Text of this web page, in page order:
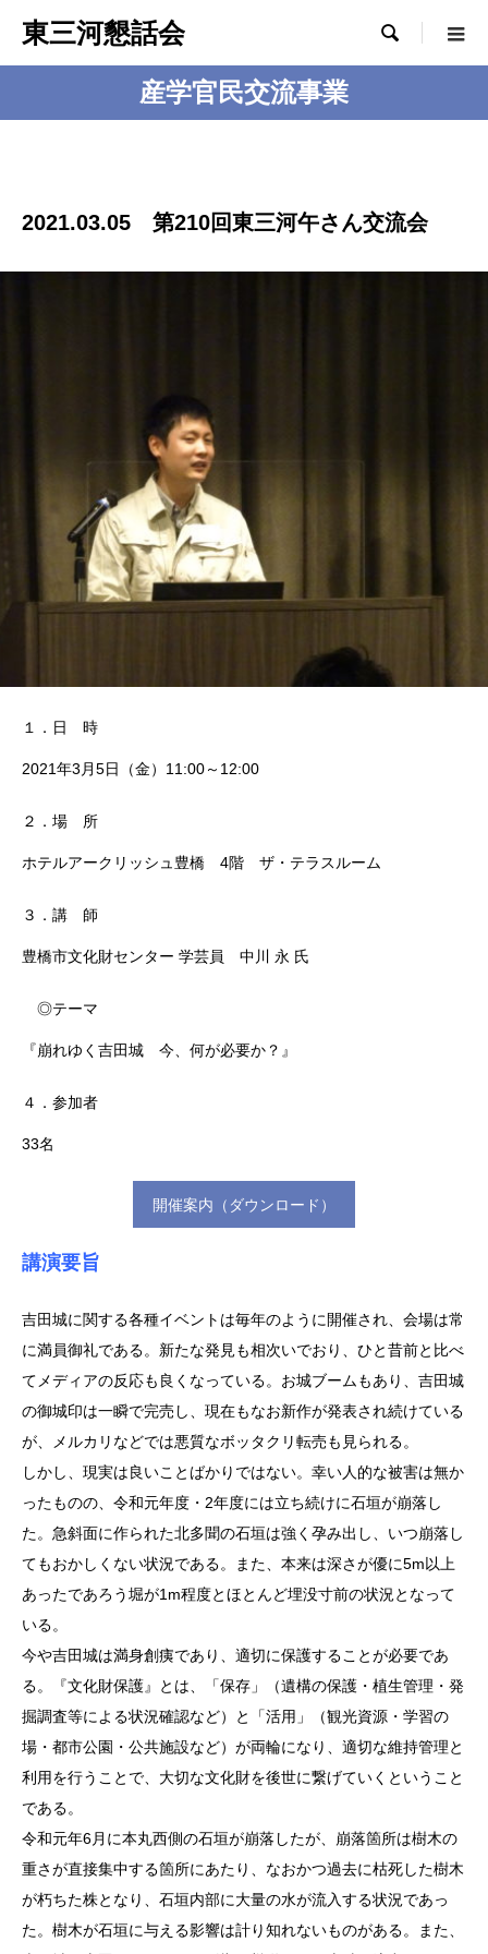
東三河懇話会 
産学官民交流事業
2021.03.05 第210回東三河午さん交流会
１．日 時
2021年3月5日（金）11:00～12:00
２．場 所
ホテルアークリッシュ豊橋 4階 ザ・テラスルーム
３．講 師
豊橋市文化財センター 学芸員 中川 永 氏
◎テーマ
『崩れゆく吉田城 今、何が必要か？』
４．参加者
33名
開催案内（ダウンロード）
講演要旨
吉田城に関する各種イベントは毎年のように開催され、会場は常
に満員御礼である。新たな発見も相次いでおり、ひと昔前と比べ
てメディアの反応も良くなっている。お城ブームもあり、吉田城
の御城印は一瞬で完売し、現在もなお新作が発表され続けている
が、メルカリなどでは悪質なボッタクリ転売も見られる。
しかし、現実は良いことばかりではない。幸い人的な被害は無か
ったものの、令和元年度・2年度には立ち続けに石垣が崩落し
た。急斜面に作られた北多聞の石垣は強く孕み出し、いつ崩落し
てもおかしくない状況である。また、本来は深さが優に5m以上
あったであろう堀が1m程度とほとんど埋没寸前の状況となって
いる。
今や吉田城は満身創痍であり、適切に保護することが必要であ
る。『文化財保護』とは、「保存」（遺構の保護・植生管理・発
掘調査等による状況確認など）と「活用」（観光資源・学習の
場・都市公園・公共施設など）が両輪になり、適切な維持管理と
利用を行うことで、大切な文化財を後世に繋げていくということ
である。
令和元年6月に本丸西側の石垣が崩落したが、崩落箇所は樹木の
重さが直接集中する箇所にあたり、なおかつ過去に枯死した樹木
が朽ちた株となり、石垣内部に大量の水が流入する状況であっ
た。樹木が石垣に与える影響は計り知れないものがある。また、